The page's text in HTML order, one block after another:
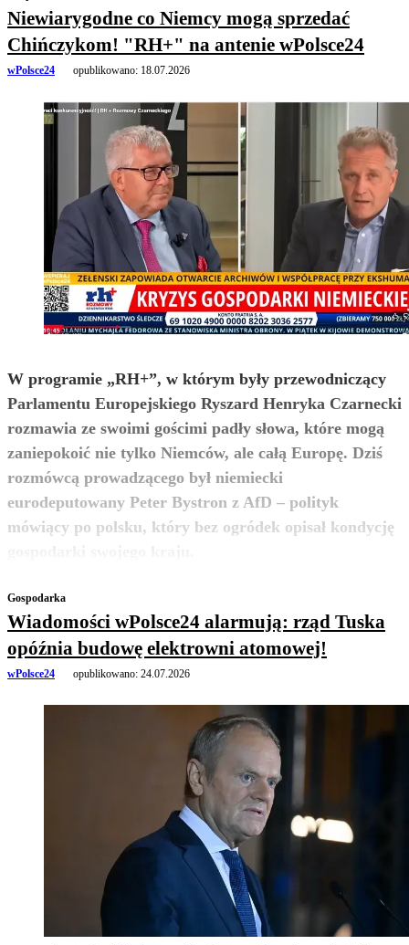
Niewiarygodne co Niemcy mogą sprzedać
Chińczykom! "RH+" na antenie wPolsce24
wPolsce24 opublikowano: 18.07.2026
W programie „RH+”, w którym były przewodniczący
Parlamentu Europejskiego Ryszard Henryka Czarnecki
rozmawia ze swoimi gościmi padły słowa, które mogą
zaniepokoić nie tylko Niemców, ale całą Europę. Dziś
rozmówcą prowadzącego był niemiecki
eurodeputowany Peter Bystron z AfD – polityk
mówiący po polsku, który bez ogródek opisał kondycję
zobacz więcej
Gospodarka
Wiadomości wPolsce24 alarmują: rząd Tuska
opóźnia budowę elektrowni atomowej!
wPolsce24 opublikowano: 24.07.2026